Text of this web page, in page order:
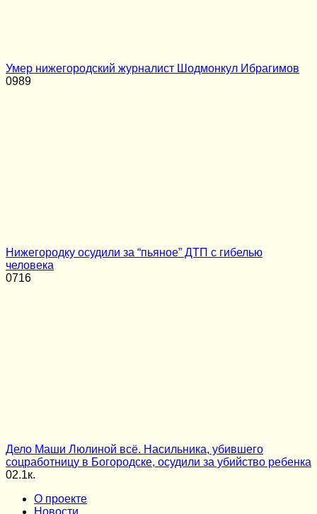
Умер нижегородский журналист Шодмонкул Ибрагимов
0989
Нижегородку осудили за “пьяное” ДТП с гибелью
человека
0716
Дело Маши Люлиной всё. Насильника, убившего
соцработницу в Богородске, осудили за убийство ребенка
02.1к.
О проекте
Новости